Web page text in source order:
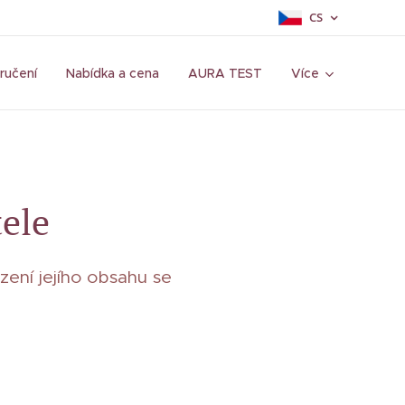
CS
Nabídka a cena AURA TEST Více
jejího obsahu se